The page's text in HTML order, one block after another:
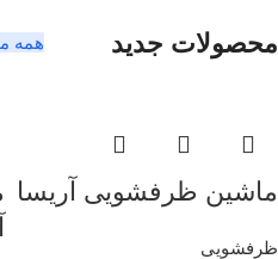
محصولات جدید همه
ماشین ظرفشویی آریسا
ظرفشویی